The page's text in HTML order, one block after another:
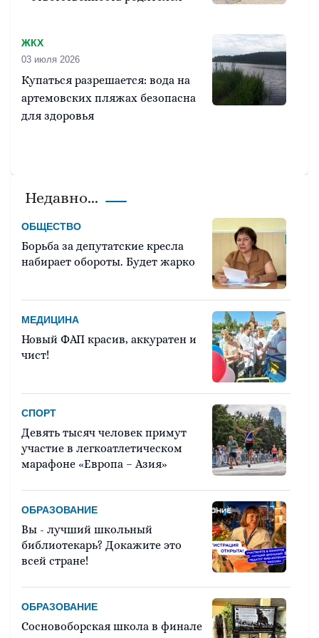
ЖКХ
03 июля 2026
Купаться разрешается: вода на
артемовских пляжах безопасна
для здоровья
Недавно...
ОБЩЕСТВО
Борьба за депутатские кресла
набирает обороты. Будет жарко
МЕДИЦИНА
Новый ФАП красив, аккуратен и
чист!
СПОРТ
Девять тысяч человек примут
участие в легкоатлетическом
марафоне «Европа – Азия»
ОБРАЗОВАНИЕ
Вы - лучший школьный
библиотекарь? Докажите это
всей стране!
ОБРАЗОВАНИЕ
Сосновоборская школа в финале